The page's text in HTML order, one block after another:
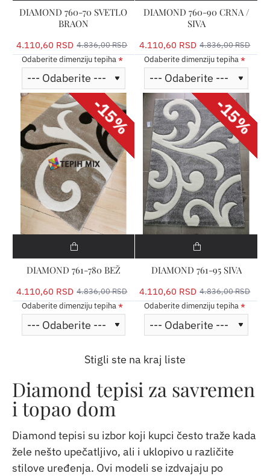
Diamond tepisi za savremen
i topao dom
Diamond tepisi su izbor koji kupci često traže kada
žele nešto upečatljivo, ali i uklopivo u različite
stilove uređenja. Ovi modeli se izdvajaju po
DIAMOND 760-70 SVETLO
BRAON
4.110,60 RSD 4.836,00 RSD
Odaberite dimenziju tepiha
DIAMOND 760-90 CRNA /
SIVA
4.110,60 RSD 4.836,00 RSD
Odaberite dimenziju tepiha
-15%
DIAMOND 761-780 BEŽ
4.110,60 RSD 4.836,00 RSD
Odaberite dimenziju tepiha
-15%
DIAMOND 761-95 SIVA
4.110,60 RSD 4.836,00 RSD
Odaberite dimenziju tepiha
Stigli ste na kraj liste